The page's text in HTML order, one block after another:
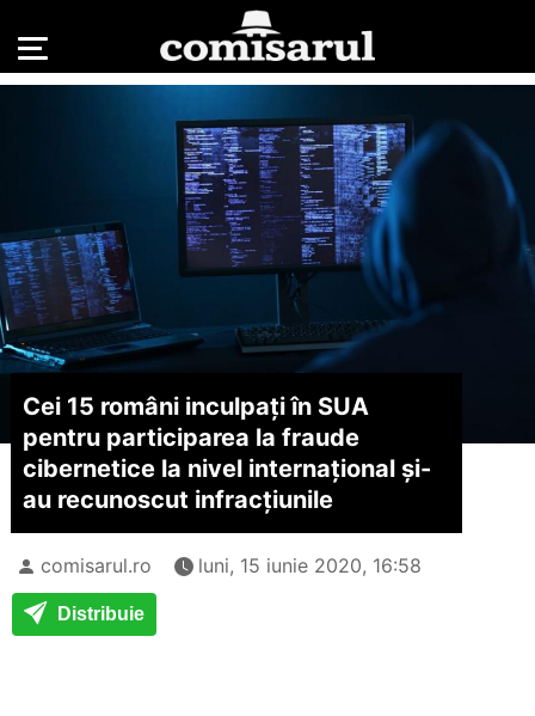
Cei 15 români inculpați în SUA
pentru participarea la fraude
cibernetice la nivel internațional și-
au recunoscut infracțiunile
comisarul.ro luni, 15 iunie 2020, 16:58
Distribuie